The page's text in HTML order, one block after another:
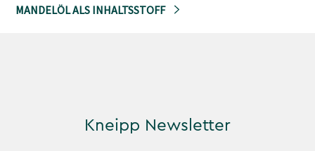
MANDELÖL ALS INHALTSSTOFF
Kneipp Newsletter